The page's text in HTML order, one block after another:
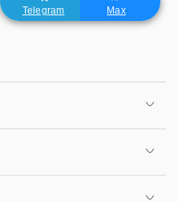
Telegram Max